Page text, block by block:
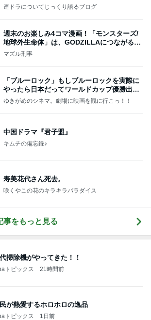
連ドラについてじっくり語るブログ
週末のお楽しみ4コマ漫画！「モンスターズ/
地球外生命体」は、GODZILLAにつながる出
世作！
マズル刑事
「ブルーロック」もしブルーロックを実際に
やったら日本だってワールドカップ優勝出来
るかもしれません
ゆきがめのシネマ。劇場に映画を観に行こっ！！
中国ドラマ『君子盟』
キムチの備忘録♪
寿美花代さん死去。
咲くやこの花のキラキラパラダイス
事をもっと見る
掃除機がやってきた！！
トピックス 21時間前
が熱愛するホロホロの逸品
トピックス 1日前